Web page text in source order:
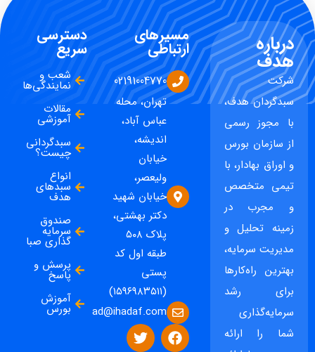
درباره
هدف
شرکت
سبدگردان هدف،
با مجوز رسمی
از سازمان بورس
و اوراق بهادار، با
تیمی متخصص
و مجرب در
زمینه تحلیل و
مدیریت سرمایه،
بهترین راه‌کارها
برای رشد
سرمایه‌گذاری
شما را ارائه
مسیرهای
ارتباطی
02191004770
تهران، محله
عباس آباد،
اندیشه،
خیابان
ولیعصر،
خیابان شهید
دکتر بهشتی،
پلاک ۵۰۸
طبقه اول کد
پستی
(۱۵۹۶۹۸۳۵۱۱)
ad@ihadaf.com
دسترسی
سریع
شعب و
نمایندگی‌ها
مقالات
آموزشی
سبدگردانی
چیست؟
انواع
سبدهای
هدف
صندوق
سرمایه
گذاری صبا
پرسش و
پاسخ
آموزش
بورس